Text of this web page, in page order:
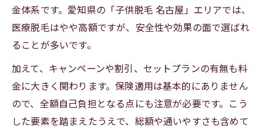
金体系です。愛知県の「子供脱毛 名古屋」エリアでは、
医療脱毛はやや高額ですが、安全性や効果の面で選ばれ
ることが多いです。
加えて、キャンペーンや割引、セットプランの有無も料
金に大きく関わります。保険適用は基本的にありません
ので、全額自己負担となる点にも注意が必要です。こう
した要素を踏まえたうえで、総額や通いやすさも含めて